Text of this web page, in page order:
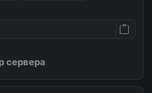
сервера